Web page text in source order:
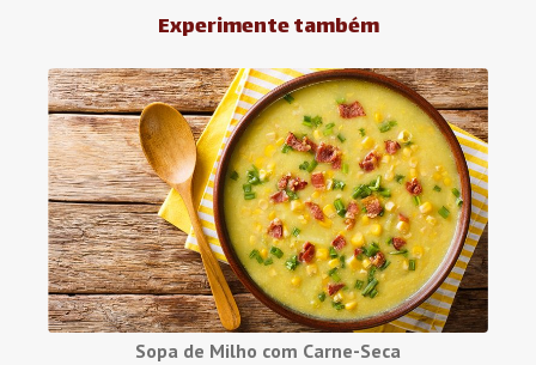
Experimente também
Sopa de Milho com Carne-Seca